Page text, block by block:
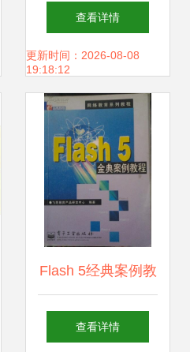
阶段中的关键贡献
——以希赛教育软
件工程学院为例
查看详情
更新时间：2026-08-08
19:18:12
Flash 5经典案例教
程 教育软件研究与
查看详情